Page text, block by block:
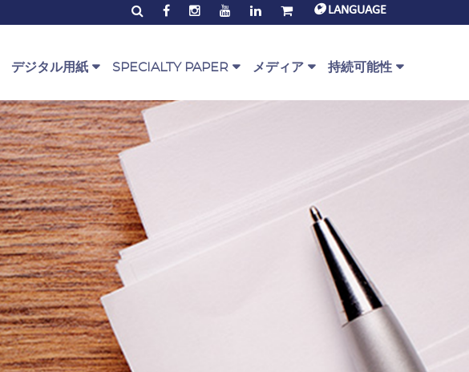
LANGUAGE
ブ
デジタル用紙
ジタル用紙種類
インクジェ
ト
レーザー
プレプリン
+
SPECIALTY PAPER
Specialty Paper Range
PaperOne™ スクリプト
PaperOne™ Bag
PaperOne™ Base
PaperOne™ Envelope
メディア 持続可能性
Circularity